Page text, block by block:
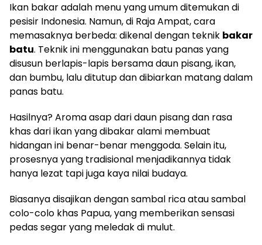
Ikan bakar adalah menu yang umum ditemukan di
pesisir Indonesia. Namun, di Raja Ampat, cara
memasaknya berbeda: dikenal dengan teknik bakar
batu. Teknik ini menggunakan batu panas yang
disusun berlapis-lapis bersama daun pisang, ikan,
dan bumbu, lalu ditutup dan dibiarkan matang dalam
panas batu.
Hasilnya? Aroma asap dari daun pisang dan rasa
khas dari ikan yang dibakar alami membuat
hidangan ini benar-benar menggoda. Selain itu,
prosesnya yang tradisional menjadikannya tidak
hanya lezat tapi juga kaya nilai budaya.
Biasanya disajikan dengan sambal rica atau sambal
colo-colo khas Papua, yang memberikan sensasi
pedas segar yang meledak di mulut.